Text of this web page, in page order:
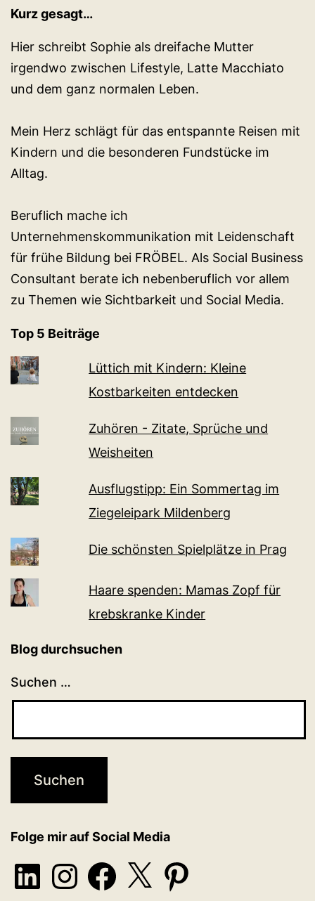
Kurz gesagt…
Hier schreibt Sophie als dreifache Mutter
irgendwo zwischen Lifestyle, Latte Macchiato
und dem ganz normalen Leben.
Mein Herz schlägt für das entspannte Reisen mit
Kindern und die besonderen Fundstücke im
Alltag.
Beruflich mache ich
Unternehmenskommunikation mit Leidenschaft
für frühe Bildung bei FRÖBEL. Als Social Business
Consultant berate ich nebenberuflich vor allem
zu Themen wie Sichtbarkeit und Social Media.
Top 5 Beiträge
Lüttich mit Kindern: Kleine
Kostbarkeiten entdecken
Zuhören - Zitate, Sprüche und
Weisheiten
Ausflugstipp: Ein Sommertag im
Ziegeleipark Mildenberg
Die schönsten Spielplätze in Prag
Haare spenden: Mamas Zopf für
krebskranke Kinder
Blog durchsuchen
Suchen …
Folge mir auf Social Media
LinkedInInstagramFacebook
X Pinterest